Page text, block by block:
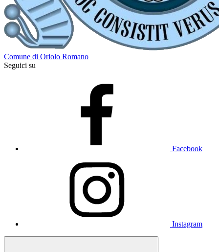
Comune di Oriolo Romano
Seguici su
Facebook
Instagram